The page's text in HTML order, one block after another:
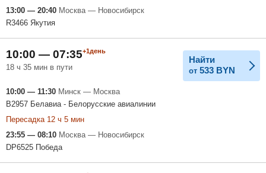
13:00 — 20:40 Москва — Новосибирск
R3466 Якутия
10:00 — 07:35+1день
18 ч 35 мин в пути
Найти
от 533 BYN
10:00 — 11:30 Минск — Москва
B2957 Белавиа - Белорусские авиалинии
Пересадка 12 ч 5 мин
23:55 — 08:10 Москва — Новосибирск
DP6525 Победа